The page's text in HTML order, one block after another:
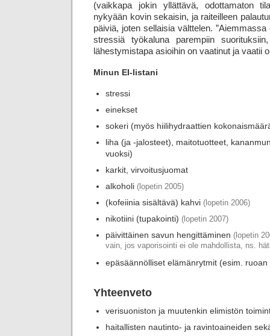
(vaikkapa jokin yllättävä, odottamaton
nykyään kovin sekaisin, ja raiteilleen
päiviä, joten sellaisia välttelen.
stressiä työkaluna parempiin
lähestymistapa asioihin on vaatinut ja vaatii
Minun EI-listani
stressi
einekset
sokeri (myös hiilihydraattien
liha (ja -jalosteet), maitotuotteet,
vuoksi)
karkit, virvoitusjuomat
alkoholi (lopetin 2005)
(kofeiinia sisältävä) kahvi (lopetin 2006)
nikotiini (tupakointi) (lopetin 2007)
päivittäinen savun hengittäminen (lopetin
vain, jos vaporisointi ei ole mahdollista, ns.
epäsäännölliset elämänrytmit (esim.
Yhteenveto
verisuoniston ja muutenkin elimistön
haitallisten nautinto- ja ravintoaineiden